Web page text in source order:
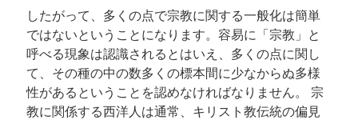
したがって、多くの点で宗教に関する一般化は簡単
ではないということになります。容易に「宗教」と
呼べる現象は認識されるとはいえ、多くの点に関し
て、その種の中の数多くの標本間に少なからぬ多様
性があるということを認めなければなりません。 宗
教に関係する西洋人は通常、キリスト教伝統の偏見